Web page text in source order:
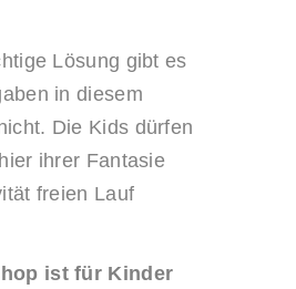
Lösung gibt es
in diesem
Die Kids dürfen
ihrer Fantasie
freien Lauf
ist für Kinder